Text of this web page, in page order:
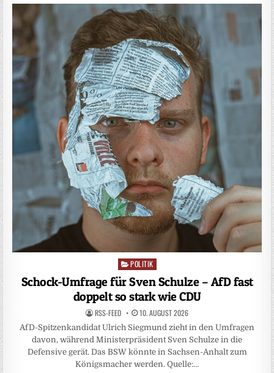
Posted
in
POLITIK
Schock-Umfrage für Sven Schulze – AfD fast
doppelt so stark wie CDU
RSS-FEED 10. AUGUST 2026
AfD-Spitzenkandidat Ulrich Siegmund zieht in den Umfragen
davon, während Ministerpräsident Sven Schulze in die
Defensive gerät. Das BSW könnte in Sachsen-Anhalt zum
Königsmacher werden. Quelle:…